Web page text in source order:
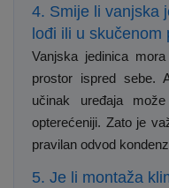
4. Smije li vanjska
lođi ili u skučenom
Vanjska jedinica
prostor ispred sebe.
učinak uređaja
opterećeniji. Zato je
pravilan odvod
5. Je li montaža